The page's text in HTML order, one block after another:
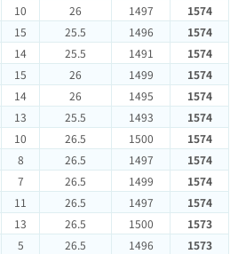
10 26 1497
1574
15 25.5 1496
1574
14 25.5 1491
1574
15 26 1499
1574
14 26 1495
1574
13 25.5 1493
1574
10 26.5 1500
1574
8 26.5 1497
1574
7 26.5 1499
1574
11 26.5 1497
1574
13 26.5 1500
1573
5 26.5 1496
1573